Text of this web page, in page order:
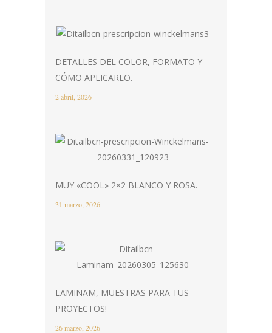
DETALLES DEL COLOR, FORMATO Y
CÓMO APLICARLO.
2 abril, 2026
MUY «COOL» 2×2 BLANCO Y ROSA.
31 marzo, 2026
LAMINAM, MUESTRAS PARA TUS
PROYECTOS!
26 marzo, 2026